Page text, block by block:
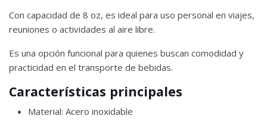
Con capacidad de 8 oz, es ideal para uso personal en viajes,
reuniones o actividades al aire libre.
Es una opción funcional para quienes buscan comodidad y
practicidad en el transporte de bebidas.
Características principales
Material: Acero inoxidable